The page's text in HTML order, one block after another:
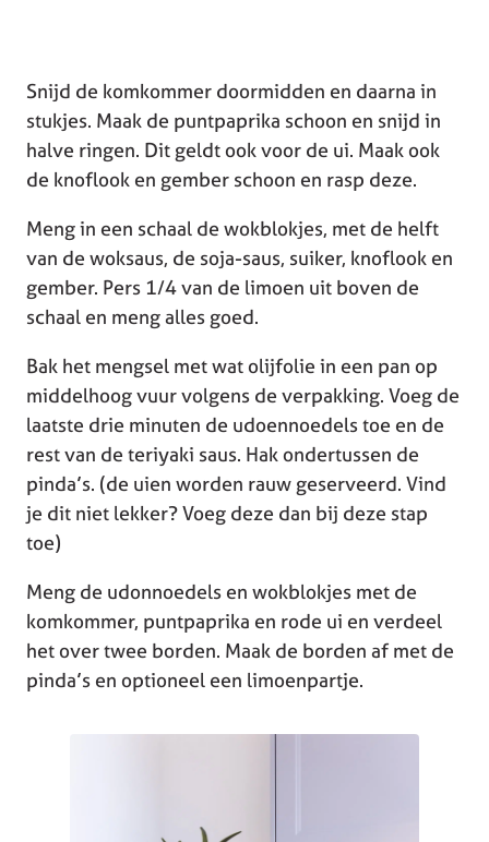
Snijd de komkommer doormidden en daarna in
stukjes. Maak de puntpaprika schoon en snijd in
halve ringen. Dit geldt ook voor de ui. Maak ook
de knoflook en gember schoon en rasp deze.
Meng in een schaal de wokblokjes, met de helft
van de woksaus, de soja-saus, suiker, knoflook en
gember. Pers 1/4 van de limoen uit boven de
schaal en meng alles goed.
Bak het mengsel met wat olijfolie in een pan op
middelhoog vuur volgens de verpakking. Voeg de
laatste drie minuten de udoennoedels toe en de
rest van de teriyaki saus. Hak ondertussen de
pinda’s. (de uien worden rauw geserveerd. Vind
je dit niet lekker? Voeg deze dan bij deze stap
toe)
Meng de udonnoedels en wokblokjes met de
komkommer, puntpaprika en rode ui en verdeel
het over twee borden. Maak de borden af met de
pinda’s en optioneel een limoenpartje.